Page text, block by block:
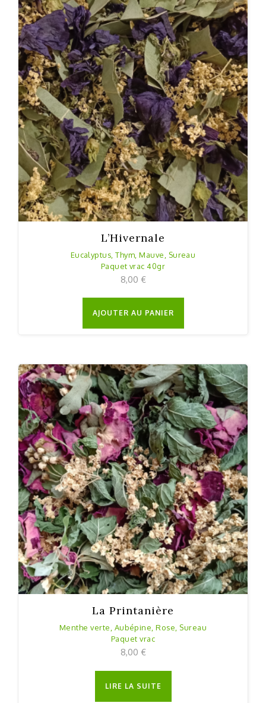
L’Hivernale
Eucalyptus, Thym, Mauve, Sureau
Paquet vrac 40gr
8,00 €
AJOUTER AU PANIER
La Printanière
Menthe verte, Aubépine, Rose, Sureau
Paquet vrac
8,00 €
LIRE LA SUITE